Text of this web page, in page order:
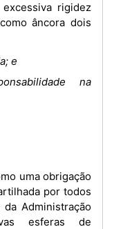
rigidez
âncora dois
e
na
por todos
Administração
esferas de